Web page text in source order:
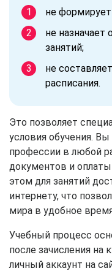
не
не назначает
занятий;
не
расписания.
Это позволяет
условия обучения.
профессии в любой
документов и
этом для занятий
интернету, что
мира в удобное
Учебный процесс
после зачисления на
личный аккаунт на